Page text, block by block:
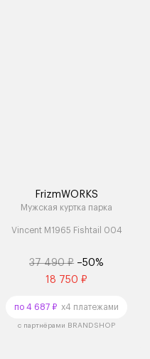
FrizmWORKS
Мужская куртка парка
Vincent M1965 Fishtail 004
37 490 ₽ –50%
18 750 ₽
по 4 687 ₽ x4 платежами
с партнёрами BRANDSHOP